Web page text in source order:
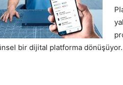
bir dijital platforma dönüşüyor.